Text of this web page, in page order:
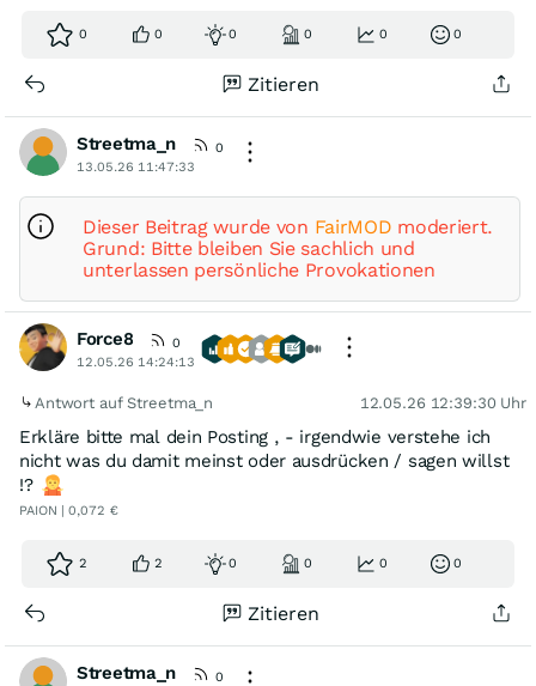
0 0 0 0 0 0
Zitieren
Streetma_n
0
13.05.26 11:47:33
Dieser Beitrag wurde von FairMOD moderiert.
Grund: Bitte bleiben Sie sachlich und
unterlassen persönliche Provokationen
Force8
0
12.05.26 14:24:13
Antwort auf Streetma_n 12.05.26 12:39:30 Uhr
Erkläre bitte mal dein Posting , - irgendwie verstehe ich
nicht was du damit meinst oder ausdrücken / sagen willst
!?
PAION | 0,072 €
2 2 0 0 0 0
Zitieren
Streetma_n
0